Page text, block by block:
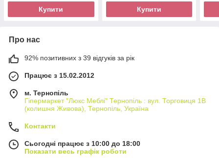
Купити Купити
Про нас
92% позитивних з 39 відгуків за рік
Працює з 15.02.2012
м. Тернопіль
Гіпермаркет "Люкс Меблі" Тернопіль : вул. Торговиця 1В
(колишня Живова), Тернопіль, Україна
Контакти
Сьогодні працює з 10:00 до 18:00
Показати весь графік роботи